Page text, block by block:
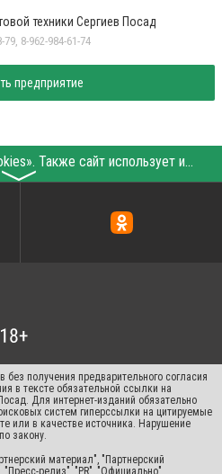
техники Сергиев Посад
8-962-984-61-74
предприятие
Этот сайт использует «cookies». Также сайт использует интернет-сервис для сбора технических данных касательно посетителей с целью получения маркетинговой и статистической информации. Условия обработки данных посетителей сайта см.
〉
без получения предварительного согласия
в тексте обязательной ссылки на
Для интернет-изданий обязательно
систем гиперссылки на цитируемые
или в качестве источника. Нарушение
закону.
материал", "Партнерский
"Пресс-релиз", "PR", "Официально"